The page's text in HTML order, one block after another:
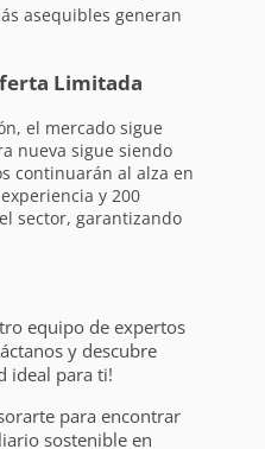
asequibles generan
Limitada
el mercado sigue
nueva sigue siendo
continuarán al alza en
y 200
sector, garantizando
equipo de expertos
y descubre
ideal para ti!
para encontrar
sostenible en